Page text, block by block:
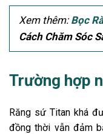
Xem thêm: Bọc
Cách Chăm Sóc
Trường hợp
Răng sứ Titan khá
đồng thời vẫn đảm